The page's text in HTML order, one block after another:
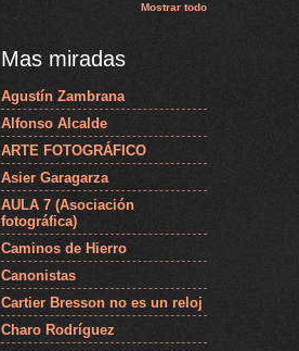
Mostrar todo
Mas miradas
Agustín Zambrana
Alfonso Alcalde
ARTE FOTOGRÁFICO
Asier Garagarza
AULA 7 (Asociación
fotográfica)
Caminos de Hierro
Canonistas
Cartier Bresson no es un reloj
Charo Rodríguez